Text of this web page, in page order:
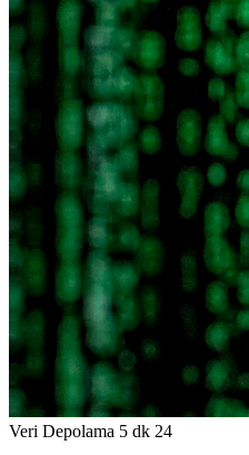
Veri Depolama 5 dk 24